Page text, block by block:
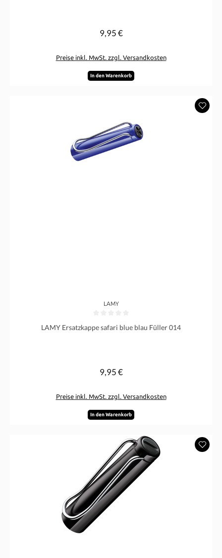
Regulärer Preis:
9,95 €
Preise inkl. MwSt. zzgl. Versandkosten
In den Warenkorb
LAMY
LAMY Ersatzkappe safari blue blau Füller 014
Regulärer Preis:
9,95 €
Preise inkl. MwSt. zzgl. Versandkosten
In den Warenkorb